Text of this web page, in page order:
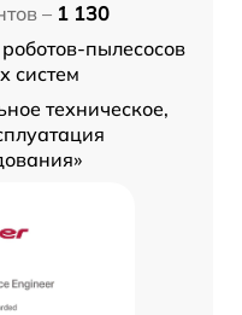
– 1 130
пылесосов
систем
техническое,